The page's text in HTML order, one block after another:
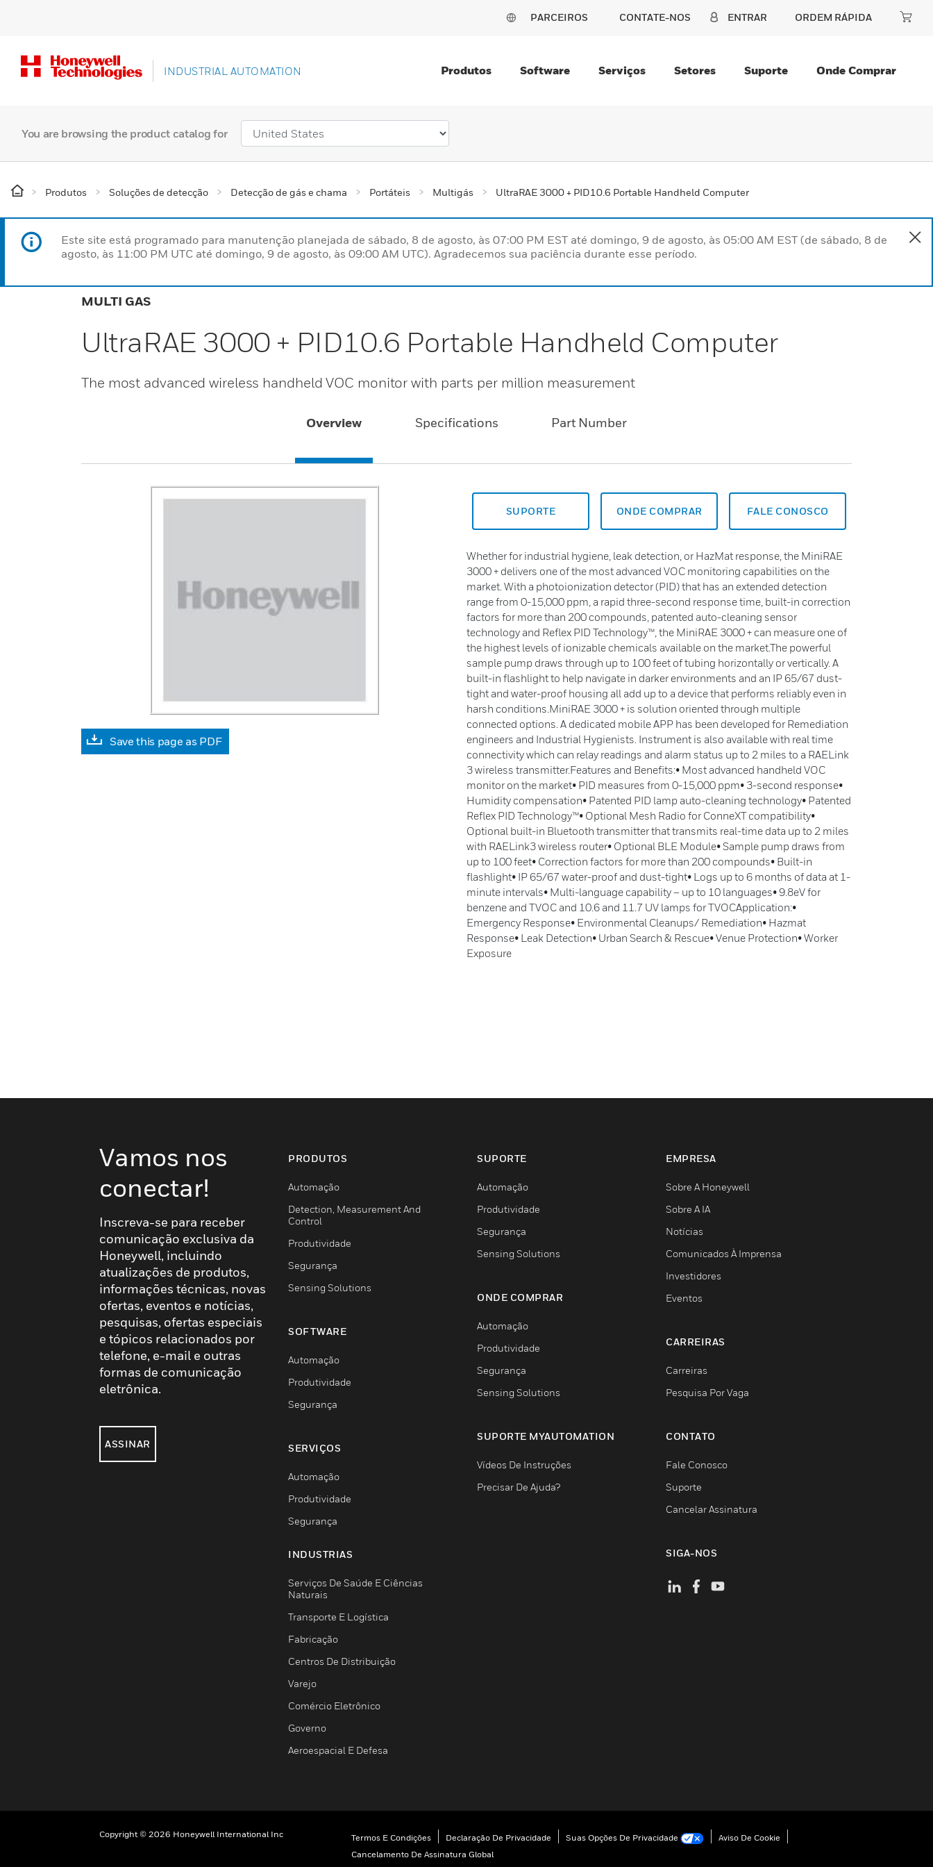
PARCEIROS CONTATE-NOS ENTRAR ORDEM RÁPIDA
INDUSTRIAL AUTOMATION Produtos Software Serviços Setores Suporte Onde Comprar
You are browsing the product catalog for
Produtos Soluções de detecção Detecção de gás e chama Portáteis Multigás UltraRAE 3000 + PID10.6 Portable Handheld Computer
Este site está programado para manutenção planejada de sábado, 8 de agosto, às 07:00 PM EST até domingo, 9 de agosto, às 05:00 AM EST (de sábado, 8 de
agosto, às 11:00 PM UTC até domingo, 9 de agosto, às 09:00 AM UTC). Agradecemos sua paciência durante esse período.
MULTI GAS
UltraRAE 3000 + PID10.6 Portable Handheld Computer
The most advanced wireless handheld VOC monitor with parts per million measurement
Overview Specifications Part Number
Save this page as PDF
SUPORTE ONDE COMPRAR FALE CONOSCO
Whether for industrial hygiene, leak detection, or HazMat response, the MiniRAE
3000 + delivers one of the most advanced VOC monitoring capabilities on the
market. With a photoionization detector (PID) that has an extended detection
range from 0-15,000 ppm, a rapid three-second response time, built-in correction
factors for more than 200 compounds, patented auto-cleaning sensor
technology and Reflex PID Technology™, the MiniRAE 3000 + can measure one of
the highest levels of ionizable chemicals available on the market.The powerful
sample pump draws through up to 100 feet of tubing horizontally or vertically. A
built-in flashlight to help navigate in darker environments and an IP 65/67 dust-
tight and water-proof housing all add up to a device that performs reliably even in
harsh conditions.MiniRAE 3000 + is solution oriented through multiple
connected options. A dedicated mobile APP has been developed for Remediation
engineers and Industrial Hygienists. Instrument is also available with real time
connectivity which can relay readings and alarm status up to 2 miles to a RAELink
3 wireless transmitter.Features and Benefits:• Most advanced handheld VOC
monitor on the market• PID measures from 0-15,000 ppm• 3-second response•
Humidity compensation• Patented PID lamp auto-cleaning technology• Patented
Reflex PID Technology™• Optional Mesh Radio for ConneXT compatibility•
Optional built-in Bluetooth transmitter that transmits real-time data up to 2 miles
with RAELink3 wireless router• Optional BLE Module• Sample pump draws from
up to 100 feet• Correction factors for more than 200 compounds• Built-in
flashlight• IP 65/67 water-proof and dust-tight• Logs up to 6 months of data at 1-
minute intervals• Multi-language capability – up to 10 languages• 9.8eV for
benzene and TVOC and 10.6 and 11.7 UV lamps for TVOCApplication:•
Emergency Response• Environmental Cleanups/ Remediation• Hazmat
Response• Leak Detection• Urban Search & Rescue• Venue Protection• Worker
Exposure
Vamos nos
conectar!
Inscreva-se para receber
comunicação exclusiva da
Honeywell, incluindo
atualizações de produtos,
informações técnicas, novas
ofertas, eventos e notícias,
pesquisas, ofertas especiais
e tópicos relacionados por
telefone, e-mail e outras
formas de comunicação
eletrônica.
ASSINAR
PRODUTOS
Automação
Detection, Measurement And
Control
Produtividade
Segurança
Sensing Solutions
SOFTWARE
Automação
Produtividade
Segurança
SERVIÇOS
Automação
Produtividade
Segurança
INDUSTRIAS
Serviços De Saúde E Ciências
Naturais
Transporte E Logística
Fabricação
Centros De Distribuição
Varejo
Comércio Eletrônico
Governo
Aeroespacial E Defesa
SUPORTE
Automação
Produtividade
Segurança
Sensing Solutions
ONDE COMPRAR
Automação
Produtividade
Segurança
Sensing Solutions
SUPORTE MYAUTOMATION
Vídeos De Instruções
Precisar De Ajuda?
EMPRESA
Sobre A Honeywell
Sobre A IA
Notícias
Comunicados À Imprensa
Investidores
Eventos
CARREIRAS
Carreiras
Pesquisa Por Vaga
CONTATO
Fale Conosco
Suporte
Cancelar Assinatura
SIGA-NOS
Copyright © 2026 Honeywell International Inc Termos E Condições Declaração De Privacidade Suas Opções De Privacidade
Aviso De Cookie
Cancelamento De Assinatura Global